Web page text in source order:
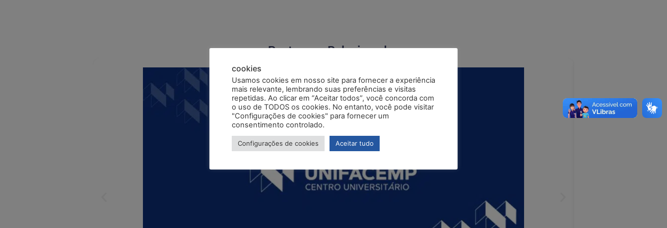
Postagens Relacionadas
cookies
Usamos cookies em nosso site para fornecer a experiência
mais relevante, lembrando suas preferências e visitas
repetidas. Ao clicar em “Aceitar todos”, você concorda com
o uso de TODOS os cookies. No entanto, você pode visitar
"Configurações de cookies" para fornecer um
consentimento controlado.
Configurações de cookies Aceitar tudo